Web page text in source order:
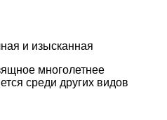
и изысканная
многолетнее
среди других видов